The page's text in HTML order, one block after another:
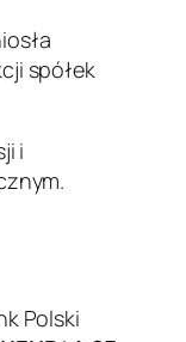
spółek
i
Polski